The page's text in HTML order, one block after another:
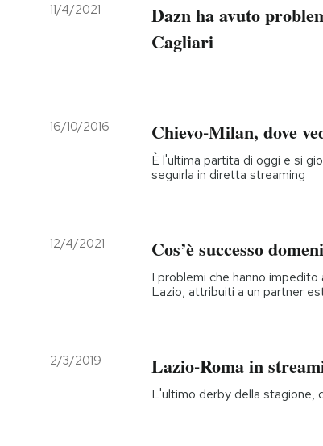
11/4/2021
Dazn ha avuto
Cagliari
16/10/2016 Chievo-Milan, dove
È l'ultima partita di oggi e si
seguirla in diretta streaming
12/4/2021 Cos’è successo
I problemi che hanno
Lazio, attribuiti a un partner
2/3/2019 Lazio-Roma in
L'ultimo derby della stagione,